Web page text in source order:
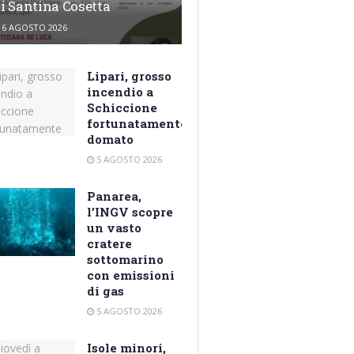
Santina Cosetta
6 AGOSTO 2026
Lipari, grosso
incendio a
Schiccione
fortunatamente
domato
5 AGOSTO 2026
Panarea,
l’INGV scopre
un vasto
cratere
sottomarino
con emissioni
di gas
5 AGOSTO 2026
Isole minori,